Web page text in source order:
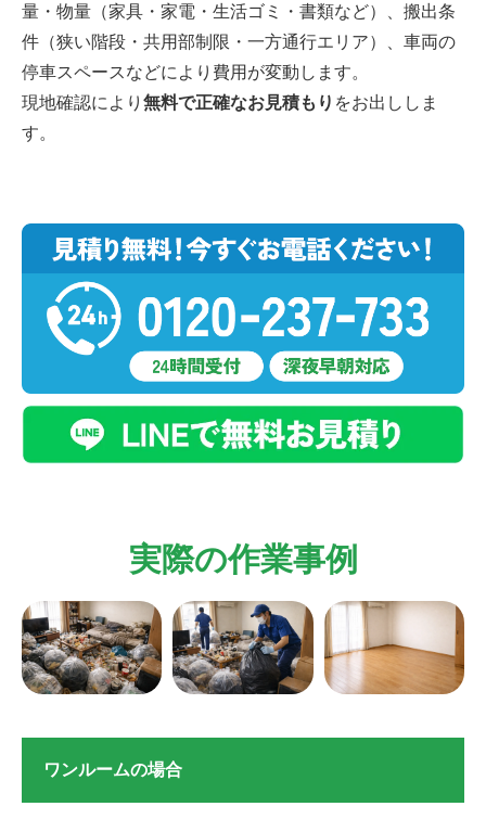
量・物量（家具・家電・生活ゴミ・書類など）、搬出条
件（狭い階段・共用部制限・一方通行エリア）、車両の
停車スペースなどにより費用が変動します。
現地確認により 無料で正確なお見積もり をお出ししま
す。
実際の作業事例
ワンルームの場合